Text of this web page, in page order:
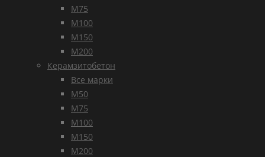
М75
М100
М150
М200
Керамзитобетон
Все марки
М50
М75
М100
М150
М200